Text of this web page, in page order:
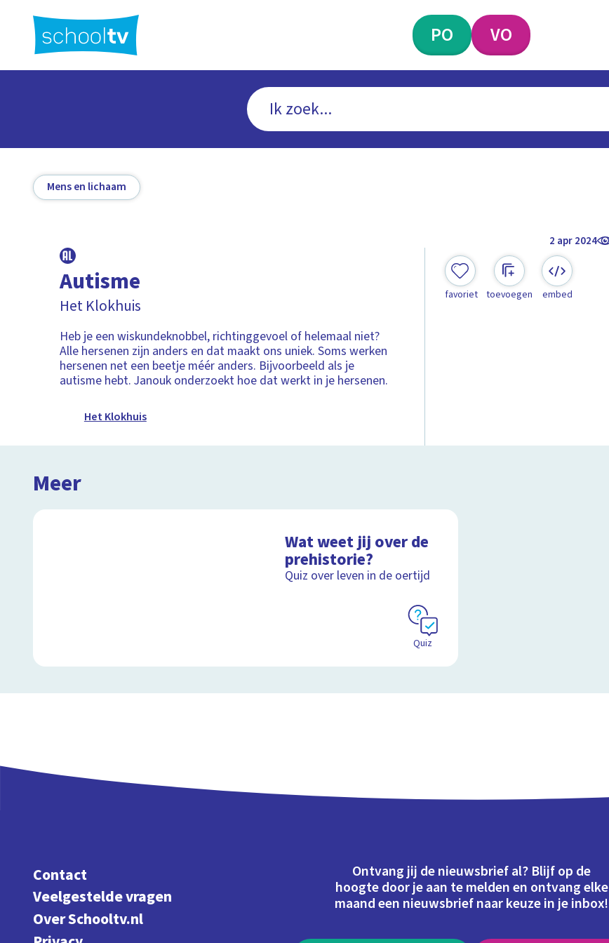
hoofdinhoud
PO VO
Mens en lichaam
2 apr 2024
Autisme
Het Klokhuis
Heb je een wiskundeknobbel, richtinggevoel of helemaal niet?
Alle hersenen zijn anders en dat maakt ons uniek. Soms werken
hersenen net een beetje méér anders. Bijvoorbeeld als je
autisme hebt. Janouk onderzoekt hoe dat werkt in je hersenen.
Het Klokhuis
favoriet toevoegen embed
Meer
Wat weet jij over de
prehistorie?
Quiz over leven in de oertijd
Quiz
Contact
Veelgestelde vragen
Over Schooltv.nl
Ontvang jij de nieuwsbrief al? Blijf op de
hoogte door je aan te melden en ontvang elke
maand een nieuwsbrief naar keuze in je inbox!